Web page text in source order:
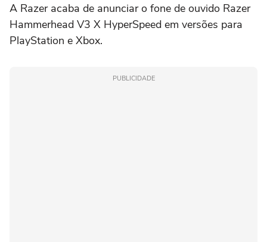
A Razer acaba de anunciar o fone de ouvido Razer
Hammerhead V3 X HyperSpeed em versões para
PlayStation e Xbox.
PUBLICIDADE